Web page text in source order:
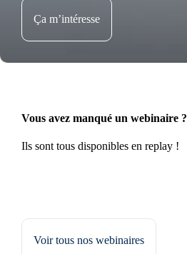
Ça m’intéresse
Vous avez manqué un webinaire ?
Ils sont tous disponibles en replay !
Voir tous nos webinaires